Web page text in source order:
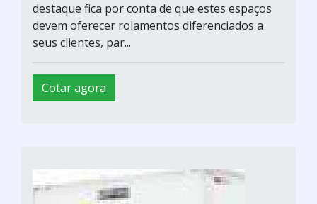
destaque fica por conta de que estes espaços
devem oferecer rolamentos diferenciados a
seus clientes, par...
Cotar agora